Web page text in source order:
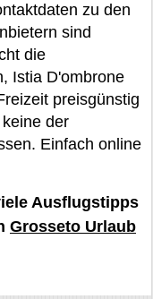
zu den
sind
die
Istia D'ombrone
preisgünstig
der
Einfach online
Ausflugstipps
Grosseto Urlaub